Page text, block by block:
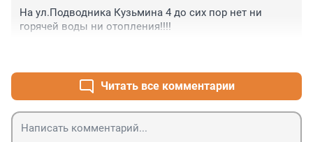
отопление как при морозах -25, но всю эту зиму
мерзнем как скот, и всем плевать. А налоги платим
за всё, и причём не малые. За услуги тоже за все
платить когда-нибудь.
На ул.Подводника Кузьмина 4 до сих пор нет ни
горячей воды ни отопления!!!!
Читать все комментарии